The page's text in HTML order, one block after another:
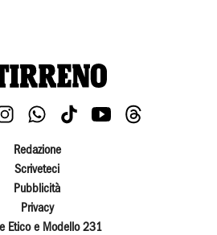
Redazione
Scriveteci
Pubblicità
Privacy
Etico e Modello 231